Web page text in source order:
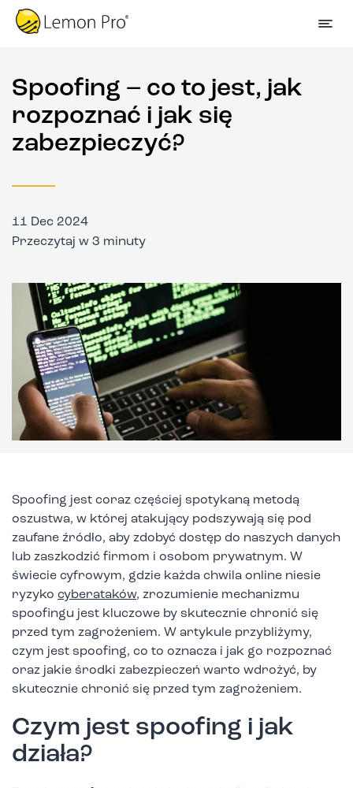
Spoofing – co to jest, jak
rozpoznać i jak się
zabezpieczyć?
11 Dec 2024
Przeczytaj w 3 minuty
Spoofing jest coraz częściej spotykaną metodą
oszustwa, w której atakujący podszywają się pod
zaufane źródło, aby zdobyć dostęp do naszych danych
lub zaszkodzić firmom i osobom prywatnym. W
świecie cyfrowym, gdzie każda chwila online niesie
ryzyko cyberataków, zrozumienie mechanizmu
spoofingu jest kluczowe by skutecznie chronić się
przed tym zagrożeniem. W artykule przybliżymy,
czym jest spoofing, co to oznacza i jak go rozpoznać
oraz jakie środki zabezpieczeń warto wdrożyć, by
skutecznie chronić się przed tym zagrożeniem.
Czym jest spoofing i jak
działa?